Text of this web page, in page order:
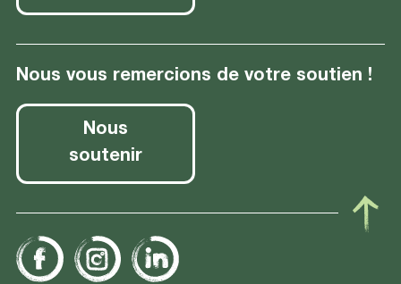
Nous vous remercions de votre soutien !
Nous
soutenir